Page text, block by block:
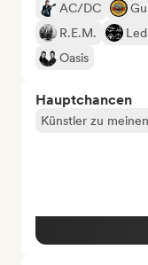
AC/DC
R.E.M.
Oasis
Hauptchancen
Künstler zu